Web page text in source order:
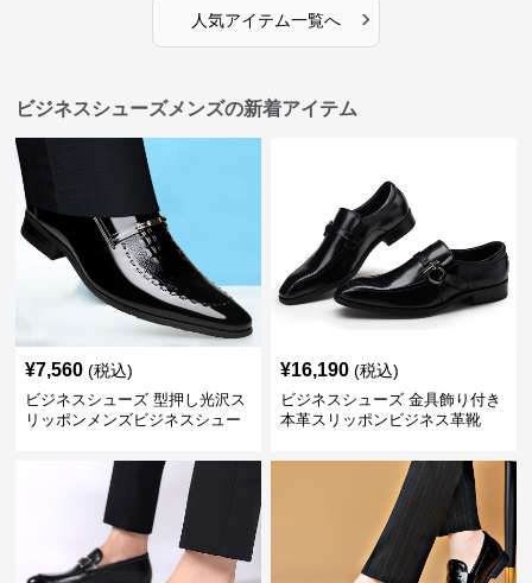
人気アイテム一覧へ ›
ビジネスシューズメンズの新着アイテム
¥7,560 (税込)
ビジネスシューズ 型押し光沢ス
リッポンメンズビジネスシュー
¥16,190 (税込)
ビジネスシューズ 金具飾り付き
本革スリッポンビジネス革靴